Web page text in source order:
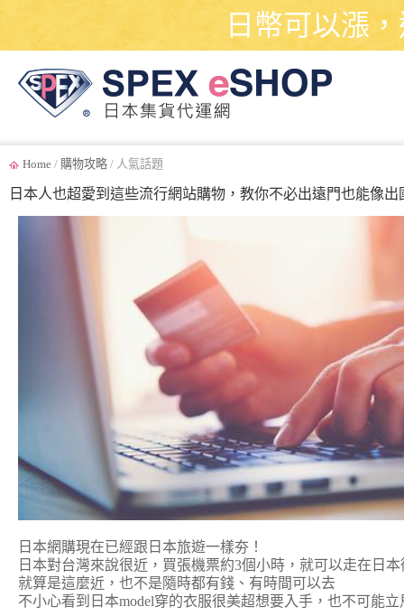
日幣可以漲
Home / 購物攻略 / 人氣話題
日本人也超愛到這些流行網站購物，教你不必出遠門也能像出
日本網購現在已經跟日本旅遊一樣夯！
日本對台灣來說很近，買張機票約3個小時，就可以走在日
就算是這麼近，也不是隨時都有錢、有時間可以去
不小心看到日本model穿的衣服很美超想要入手，也不可能